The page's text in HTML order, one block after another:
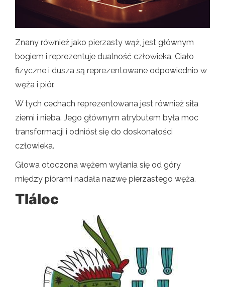
Znany również jako pierzasty wąż, jest głównym
bogiem i reprezentuje dualność człowieka. Ciało
fizyczne i dusza są reprezentowane odpowiednio w
węża i piór.
W tych cechach reprezentowana jest również siła
ziemi i nieba. Jego głównym atrybutem była moc
transformacji i odniósł się do doskonałości
człowieka.
Głowa otoczona wężem wyłania się od góry
między piórami nadała nazwę pierzastego węża.
Tláloc